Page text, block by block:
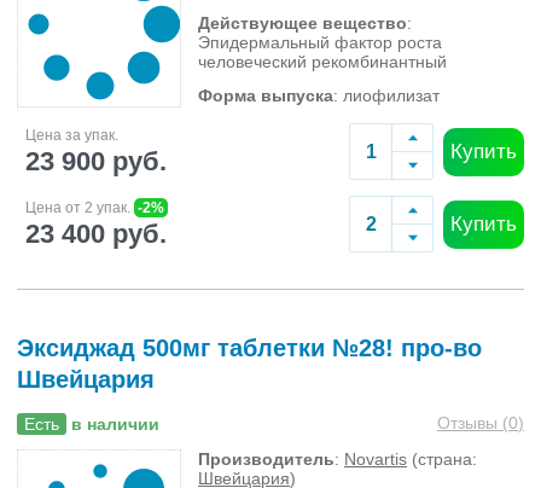
Действующее вещество:
Эпидермальный фактор роста
человеческий рекомбинантный
Форма выпуска: лиофилизат
Цена за упак.
23 900 руб. Купить
Цена от 2 упак. -2%
23 400 руб. Купить
Эксиджад 500мг таблетки №28! про-во
Швейцария
Есть в наличии Отзывы (0)
Производитель: Novartis (страна:
Швейцария)